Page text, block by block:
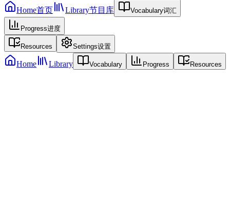
Home首页 Library节目库 Vocabulary词汇
Progress进度
Resources Settings设置
Home Library Vocabulary Progress Resources